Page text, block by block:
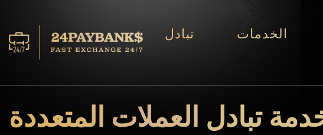
افاحتٍاظٍات
تبادل الخدمات
تبادل العملات المتعددة